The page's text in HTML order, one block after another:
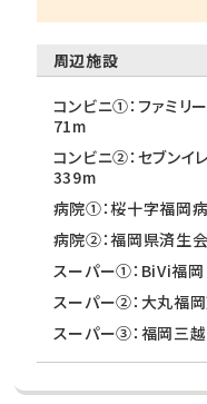
周辺施設
コンビニ①：ファミ
71m
コンビニ②：セブン
339m
病院①：桜十字福岡
病院②：福岡県済生
スーパー①：BiVi福
スーパー②：大丸福
スーパー③：福岡三